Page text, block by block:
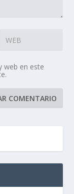
web en este